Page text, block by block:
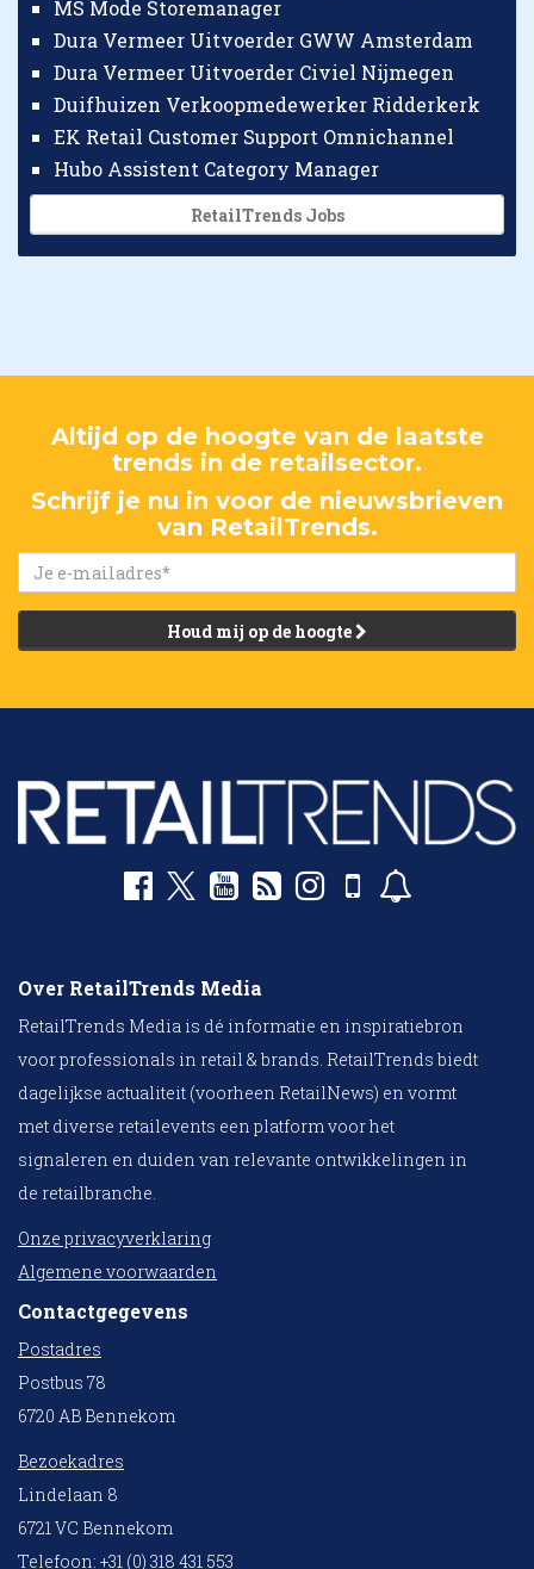
MS Mode Storemanager
Dura Vermeer Uitvoerder GWW Amsterdam
Dura Vermeer Uitvoerder Civiel Nijmegen
Duifhuizen Verkoopmedewerker Ridderkerk
EK Retail Customer Support Omnichannel
Hubo Assistent Category Manager
RetailTrends Jobs
Altijd op de hoogte van de laatste
trends in de retailsector.
Schrijf je nu in voor de nieuwsbrieven
van RetailTrends.
Houd mij op de hoogte
Over RetailTrends Media
RetailTrends Media is dé informatie en inspiratiebron
voor professionals in retail & brands. RetailTrends biedt
dagelijkse actualiteit (voorheen RetailNews) en vormt
met diverse retailevents een platform voor het
signaleren en duiden van relevante ontwikkelingen in
de retailbranche.
Onze privacyverklaring
Algemene voorwaarden
Contactgegevens
Postadres
Postbus 78
6720 AB Bennekom
Bezoekadres
Lindelaan 8
6721 VC Bennekom
Telefoon: +31 (0) 318 431 553